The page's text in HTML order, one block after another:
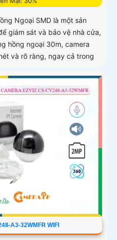
Ngoại SMD là một sản
giám sát và bảo vệ nhà cửa,
hồng ngoại 30m, camera
và rõ ràng, ngay cả trong
A3-32WMFR WIFI